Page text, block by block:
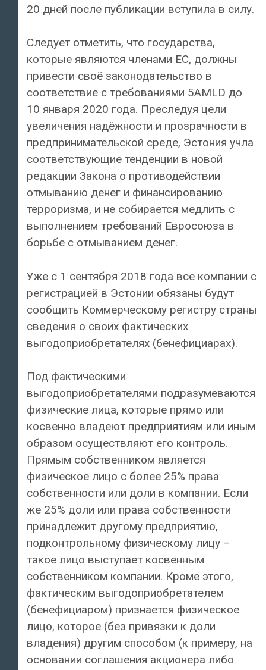
20 дней после публикации вступила в силу.
Следует отметить, что государства,
которые являются членами ЕС, должны
привести своё законодательство в
соответствие с требованиями 5AMLD до
10 января 2020 года. Преследуя цели
увеличения надёжности и прозрачности в
предпринимательской среде, Эстония учла
соответствующие тенденции в новой
редакции Закона о противодействии
отмыванию денег и финансированию
терроризма, и не собирается медлить с
выполнением требований Евросоюза в
борьбе с отмыванием денег.
Уже с 1 сентября 2018 года все компании с
регистрацией в Эстонии обязаны будут
сообщить Коммерческому регистру страны
сведения о своих фактических
выгодоприобретателях (бенефициарах).
Под фактическими
выгодоприобретателями подразумеваются
физические лица, которые прямо или
косвенно владеют предприятиям или иным
образом осуществляют его контроль.
Прямым собственником является
физическое лицо с более 25% права
собственности или доли в компании. Если
же 25% доли или права собственности
принадлежит другому предприятию,
подконтрольному физическому лицу –
такое лицо выступает косвенным
собственником компании. Кроме этого,
фактическим выгодоприобретателем
(бенефициаром) признается физическое
лицо, которое (без привязки к доли
владения) другим способом (к примеру, на
основании соглашения акционера либо